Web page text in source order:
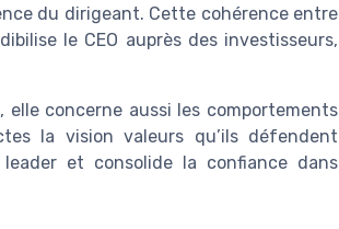
du dirigeant. Cette cohérence entre
le CEO auprès des investisseurs,
elle concerne aussi les comportements
la vision valeurs qu’ils défendent
et consolide la confiance dans